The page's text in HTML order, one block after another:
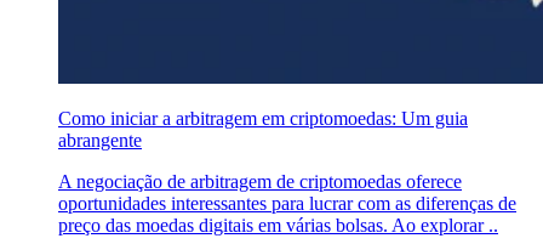
Como iniciar a arbitragem em criptomoedas: Um guia
abrangente
A negociação de arbitragem de criptomoedas oferece
oportunidades interessantes para lucrar com as diferenças de
preço das moedas digitais em várias bolsas. Ao explorar ..